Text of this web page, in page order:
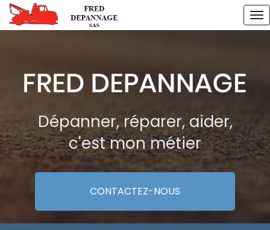
Aller
au
Dépanner, réparer, aider,
c'est mon métier
CONTACTEZ-NOUS